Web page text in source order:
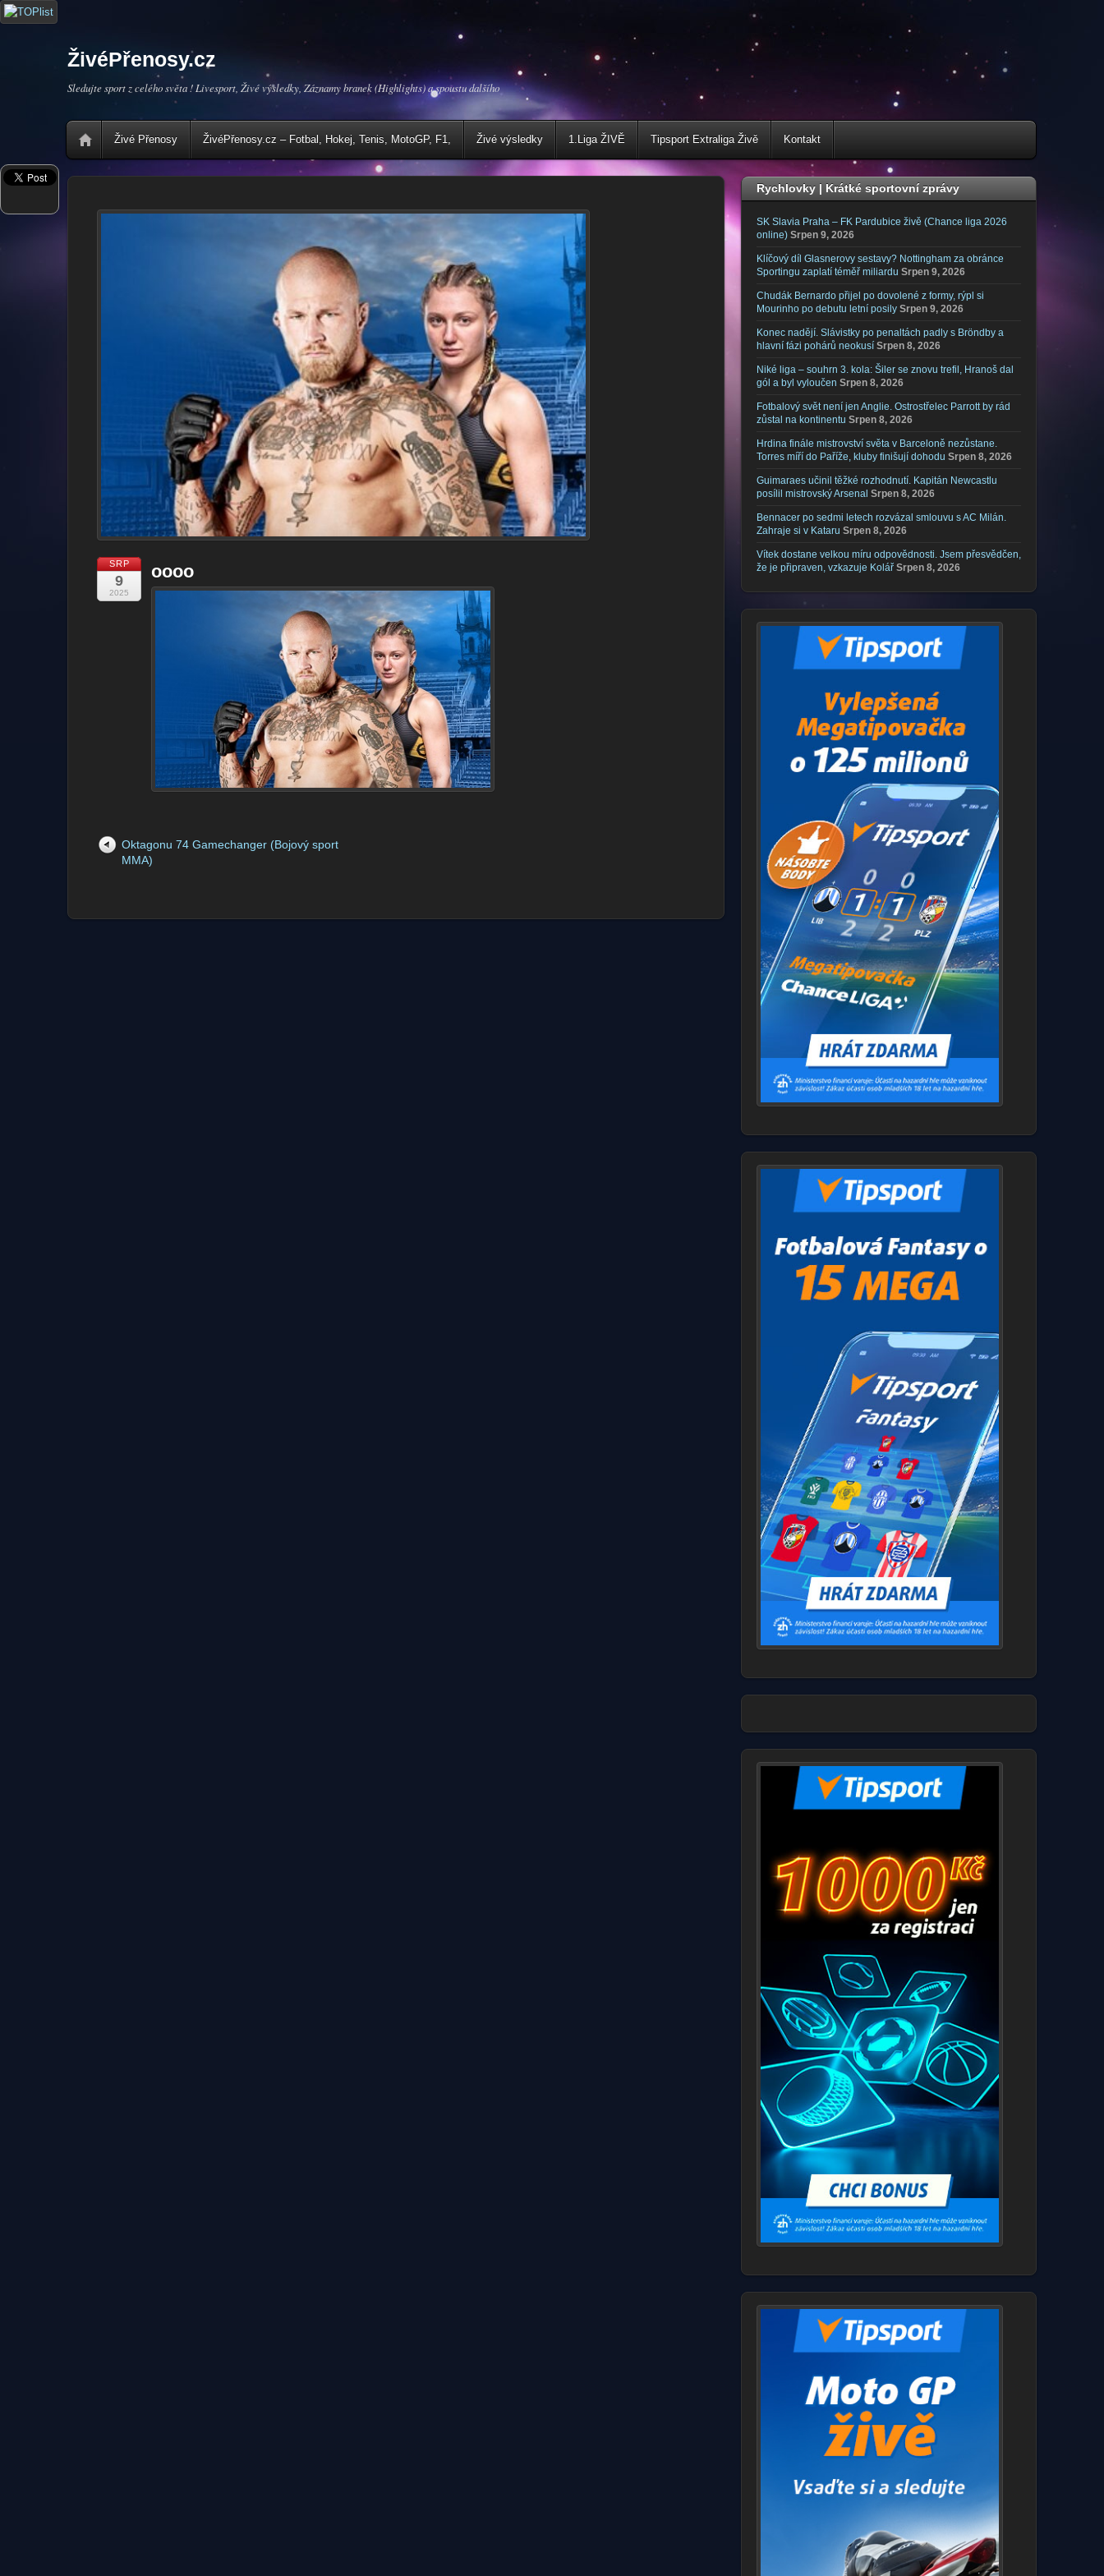
ŽivéPřenosy.cz
Sledujte sport z celého světa ! Livesport, Živé výsledky, Záznamy branek (Highlights) a spoustu dalšího
Živé Přenosy ŽivéPřenosy.cz – Fotbal, Hokej, Tenis, MotoGP, F1, Živé výsledky 1.Liga ŽIVĚ Tipsport Extraliga Živě Kontakt
SRP
9
2025
oooo
Oktagonu 74 Gamechanger (Bojový sport
MMA)
Rychlovky | Krátké sportovní zprávy
SK Slavia Praha – FK Pardubice živě (Chance liga 2026
online) Srpen 9, 2026
Klíčový díl Glasnerovy sestavy? Nottingham za obránce
Sportingu zaplatí téměř miliardu Srpen 9, 2026
Chudák Bernardo přijel po dovolené z formy, rýpl si
Mourinho po debutu letní posily Srpen 9, 2026
Konec nadějí. Slávistky po penaltách padly s Bröndby a
hlavní fázi pohárů neokusí Srpen 8, 2026
Niké liga – souhrn 3. kola: Šiler se znovu trefil, Hranoš dal
gól a byl vyloučen Srpen 8, 2026
Fotbalový svět není jen Anglie. Ostrostřelec Parrott by rád
zůstal na kontinentu Srpen 8, 2026
Hrdina finále mistrovství světa v Barceloně nezůstane.
Torres míří do Paříže, kluby finišují dohodu Srpen 8, 2026
Guimaraes učinil těžké rozhodnutí. Kapitán Newcastlu
posílil mistrovský Arsenal Srpen 8, 2026
Bennacer po sedmi letech rozvázal smlouvu s AC Milán.
Zahraje si v Kataru Srpen 8, 2026
Vítek dostane velkou míru odpovědnosti. Jsem přesvědčen,
že je připraven, vzkazuje Kolář Srpen 8, 2026